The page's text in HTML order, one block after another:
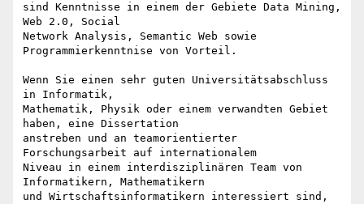
sind Kenntnisse in einem der Gebiete Data Mining,
Web 2.0, Social
Network Analysis, Semantic Web sowie
Programmierkenntnise von Vorteil.
Wenn Sie einen sehr guten Universitätsabschluss
in Informatik,
Mathematik, Physik oder einem verwandten Gebiet
haben, eine Dissertation
anstreben und an teamorientierter
Forschungsarbeit auf internationalem
Niveau in einem interdisziplinären Team von
Informatikern, Mathematikern
und Wirtschaftsinformatikern interessiert sind,